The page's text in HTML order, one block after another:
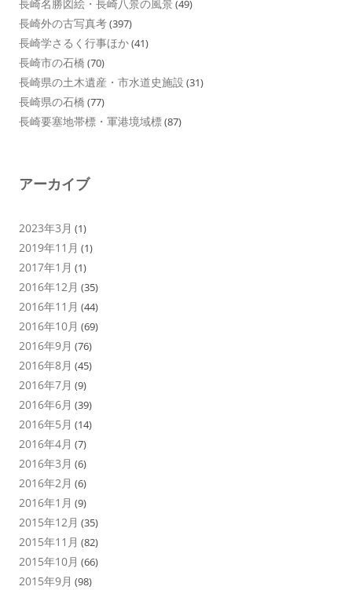
長崎名勝図絵・長崎八景の風景 (49)
長崎外の古写真考(397)
長崎学さるく行事ほか(41)
長崎市の石橋 (70)
長崎県の土木遺産・市水道史施設 (31)
長崎県の石橋 (77)
長崎要塞地帯標・軍港境域標(87)
アーカイブ
2023年3月 (1)
2019年11月 (1)
2017年1月 (1)
2016年12月 (35)
2016年11月 (44)
2016年10月 (69)
2016年9月 (76)
2016年8月 (45)
2016年7月 (9)
2016年6月 (39)
2016年5月 (14)
2016年4月 (7)
2016年3月 (6)
2016年2月 (6)
2016年1月 (9)
2015年12月 (35)
2015年11月 (82)
2015年10月 (66)
2015年9月 (98)